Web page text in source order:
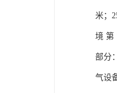
米；
境 第
部分
气设